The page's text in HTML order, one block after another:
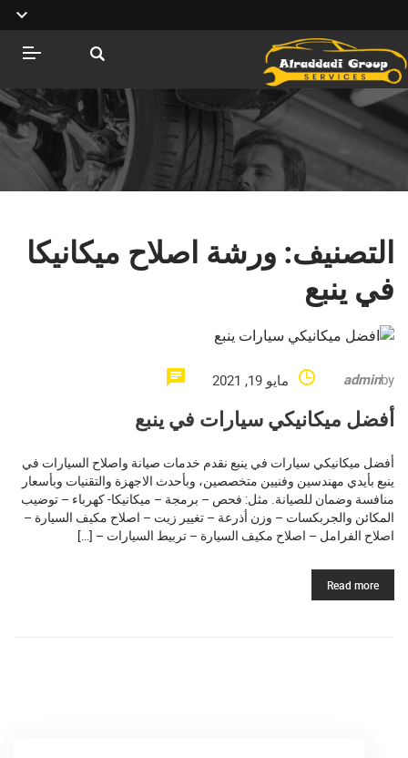
التصنيف: ورشة اصلاح ميكانيكا
في ينبع
by
admin مايو 19, 2021
أفضل ميكانيكي سيارات في ينبع
أفضل ميكانيكي سيارات في ينبع نقدم خدمات صيانة واصلاح السيارات في
ينبع بأيدي مهندسين وفنيين متخصصين، وبأحدث الاجهزة والتقنيات وبأسعار
منافسة وضمان للصيانة. مثل: فحص – برمجة – ميكانيكا- كهرباء – توضيب
المكائن والجربكسات – وزن أذرعة – تغيير زيت – اصلاح مكيف السيارة –
اصلاح الفرامل – اصلاح مكيف السيارة – تربيط السيارات – […]
Read more